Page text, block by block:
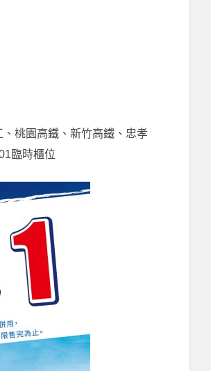
桃園高鐵、新竹高鐵、忠孝
臨時櫃位